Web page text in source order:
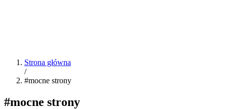
Strona główna
/
#mocne strony
#mocne strony